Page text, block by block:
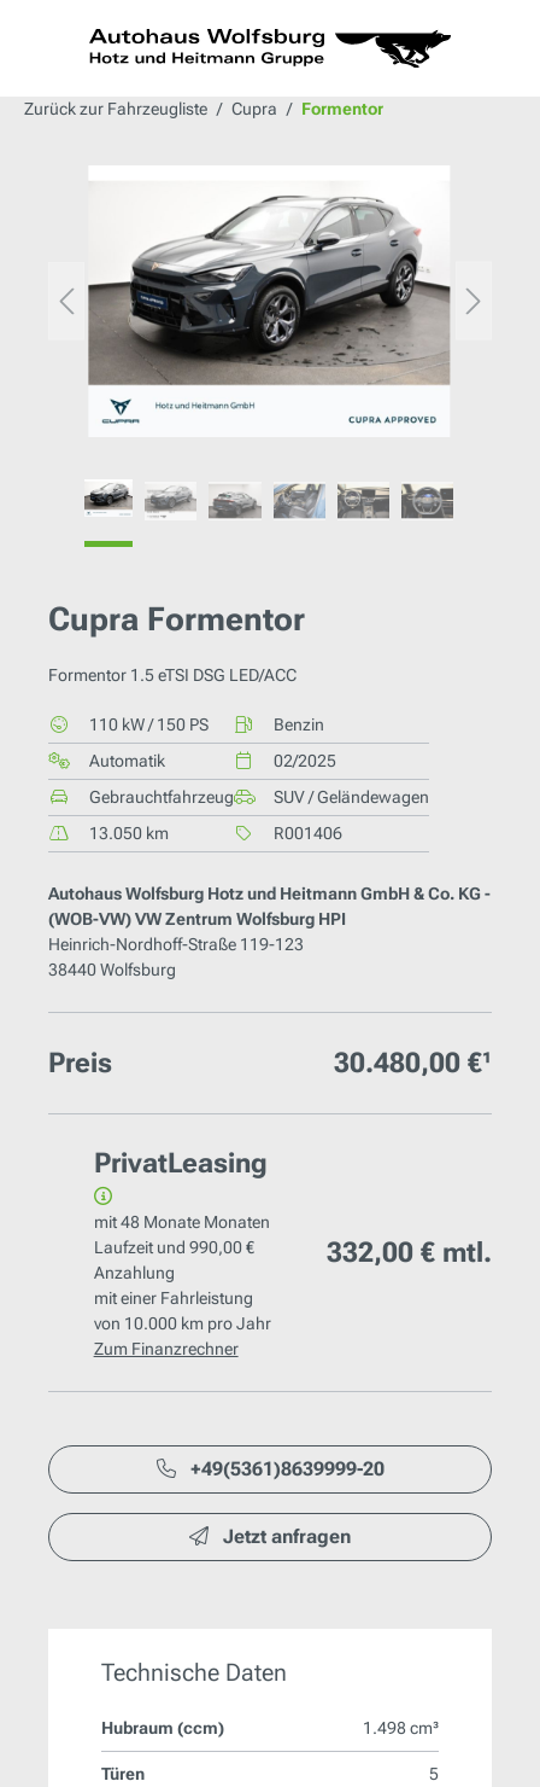
springen
Zurück zur Fahrzeugliste Cupra Formentor
Cupra Formentor
Formentor 1.5 eTSI DSG LED/ACC
110 kW / 150 PS
Automatik
Gebrauchtfahrzeug
13.050 km
Benzin
02/2025
SUV / Geländewagen
R001406
Autohaus Wolfsburg Hotz und Heitmann GmbH & Co. KG -
(WOB-VW) VW Zentrum Wolfsburg HPI
Heinrich-Nordhoff-Straße 119-123
38440 Wolfsburg
Preis 30.480,00 €¹
PrivatLeasing
mit48 MonateMonaten
Laufzeit und 990,00 €
Anzahlung
mit einer Fahrleistung
von 10.000 km pro Jahr
Zum Finanzrechner
332,00 € mtl.
+49(5361)8639999-20
Jetzt anfragen
Technische Daten
Hubraum (ccm) 1.498 cm³
Türen 5